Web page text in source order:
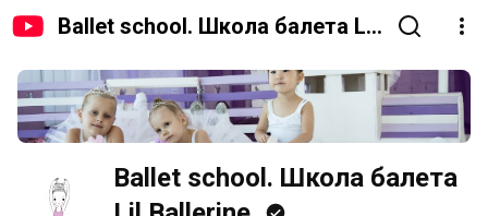
Ballet school. Школа балета Lil
Ballet school. Школа балета